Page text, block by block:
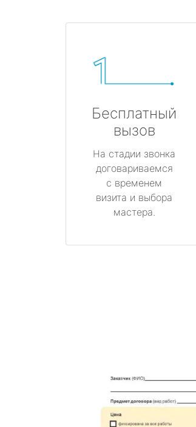
Бесплатный
вызов
На стадии звонка
договариваемся
с временем
визита и выбора
мастера.